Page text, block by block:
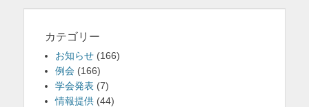
カテゴリー
お知らせ (166)
例会 (166)
学会発表 (7)
情報提供 (44)